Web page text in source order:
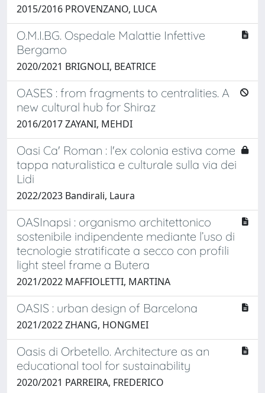
2015/2016 PROVENZANO, LUCA
O.M.I.BG. Ospedale Malattie Infettive
Bergamo
2020/2021 BRIGNOLI, BEATRICE
OASES : from fragments to centralities. A
new cultural hub for Shiraz
2016/2017 ZAYANI, MEHDI
Oasi Ca' Roman : l'ex colonia estiva come
tappa naturalistica e culturale sulla via dei
Lidi
2022/2023 Bandirali, Laura
OASInapsi : organismo architettonico
sostenibile indipendente mediante l’uso di
tecnologie stratificate a secco con profili
light steel frame a Butera
2021/2022 MAFFIOLETTI, MARTINA
OASIS : urban design of Barcelona
2021/2022 ZHANG, HONGMEI
Oasis di Orbetello. Architecture as an
educational tool for sustainability
2020/2021 PARREIRA, FREDERICO